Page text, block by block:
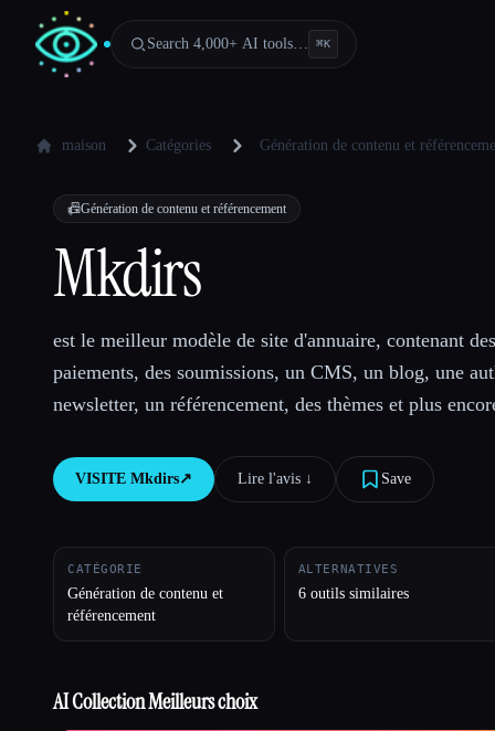
Search 4,000+ AI tools… ⌘K
maison Catégories Génération de contenu et
📠Génération de contenu et référencement
Mkdirs
est le meilleur modèle de site d'annuaire, contenant
paiements, des soumissions, un CMS, un blog, une
newsletter, un référencement, des thèmes et plus
VISITE Mkdirs↗︎ Lire l'avis ↓︎ Save
CATÉGORIE
Génération de contenu et
référencement
ALTERNATIVES
6 outils similaires
AI Collection Meilleurs choix